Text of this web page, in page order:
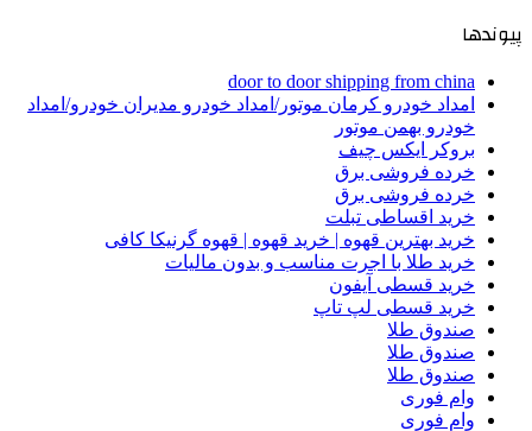
پیوندها
door to door shipping from china
امداد خودرو کرمان موتور/امداد خودرو مدیران خودرو/امداد
خودرو بهمن موتور
بروکر ایکس چیف
خرده فروشی برق
خرده فروشی برق
خرید اقساطی تبلت
خرید بهترین قهوه | خرید قهوه | قهوه گرنیکا کافی
خرید طلا با اجرت مناسب و بدون مالیات
خرید قسطی آیفون
خرید قسطی لپ تاپ
صندوق طلا
صندوق طلا
صندوق طلا
وام فوری
وام فوری